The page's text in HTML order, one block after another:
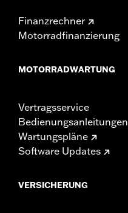
Finanzrechner
Motorradfinanzierung
MOTORRADWARTUNG
Vertragsservice
Bedienungsanleitungen
Wartungspläne
Software Updates
VERSICHERUNG